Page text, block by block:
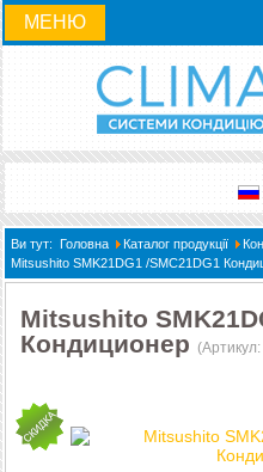
МЕНЮ
Ви тут: Головна Каталог продукції
Mitsushito SMK21DG1 /SMC21DG1
Mitsushito
Кондиционер (Артикул: